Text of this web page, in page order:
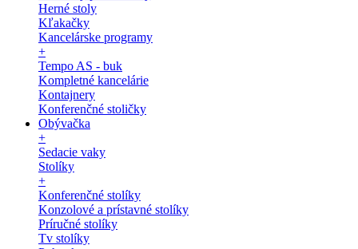
Herné stoly
Kľakačky
Kancelárske programy
+
Tempo AS - buk
Kompletné kancelárie
Kontajnery
Konferenčné stoličky
Obývačka
+
Sedacie vaky
Stolíky
+
Konferenčné stolíky
Konzolové a prístavné stolíky
Príručné stolíky
Tv stolíky